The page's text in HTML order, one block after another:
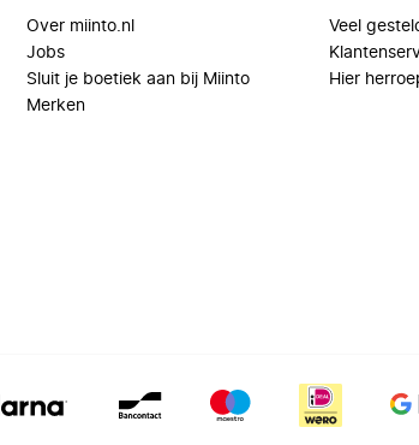
Over miinto.nl
Jobs
Sluit je boetiek aan bij Miinto
Merken
Veel
Hier